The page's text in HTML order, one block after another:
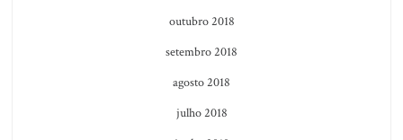
outubro 2018
setembro 2018
agosto 2018
julho 2018